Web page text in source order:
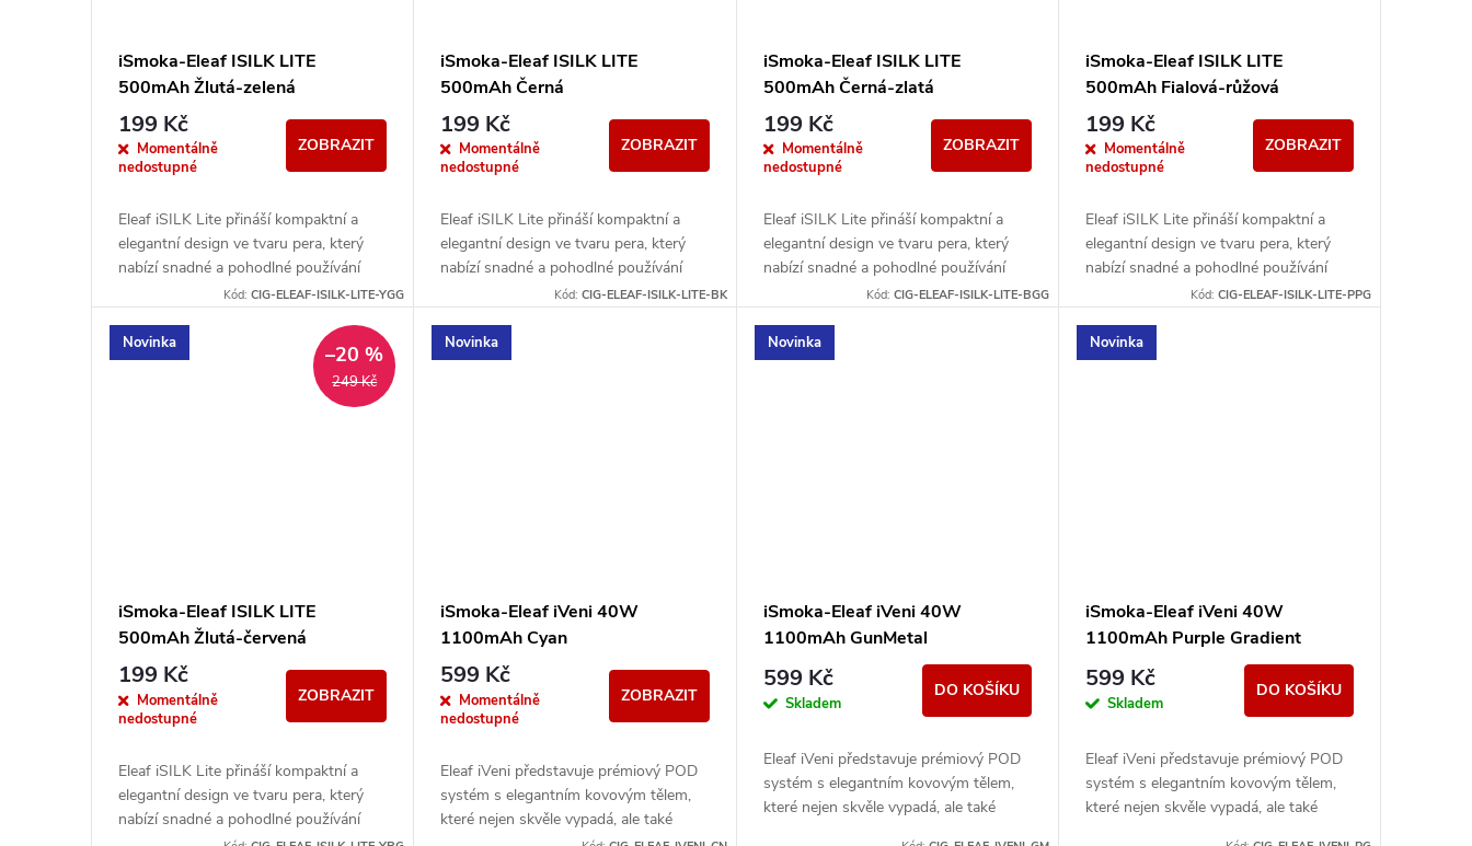
iSmoka-Eleaf ISILK LITE
500mAh Žlutá-zelená
199 Kč
Momentálně
nedostupné
ZOBRAZIT
Eleaf iSILK Lite přináší kompaktní a
elegantní design ve tvaru pera, který
nabízí snadné a pohodlné používání
pro každodenní vaping. Kompatibilní s...
Kód:CIG-ELEAF-ISILK-LITE-YGG
iSmoka-Eleaf ISILK LITE
500mAh Černá
199 Kč
Momentálně
nedostupné
ZOBRAZIT
Eleaf iSILK Lite přináší kompaktní a
elegantní design ve tvaru pera, který
nabízí snadné a pohodlné používání
pro každodenní vaping. Kompatibilní s...
Kód: CIG-ELEAF-ISILK-LITE-BK
iSmoka-Eleaf ISILK LITE
500mAh Černá-zlatá
199 Kč
Momentálně
nedostupné
ZOBRAZIT
Eleaf iSILK Lite přináší kompaktní a
elegantní design ve tvaru pera, který
nabízí snadné a pohodlné používání
pro každodenní vaping. Kompatibilní s...
Kód: CIG-ELEAF-ISILK-LITE-BGG
iSmoka-Eleaf ISILK LITE
500mAh Fialová-růžová
199 Kč
Momentálně
nedostupné
ZOBRAZIT
Eleaf iSILK Lite přináší kompaktní a
elegantní design ve tvaru pera, který
nabízí snadné a pohodlné používání
pro každodenní vaping. Kompatibilní s...
Kód: CIG-ELEAF-ISILK-LITE-PPG
Novinka
249 Kč
–20 %
iSmoka-Eleaf ISILK LITE
500mAh Žlutá-červená
199 Kč
Momentálně
nedostupné
ZOBRAZIT
Eleaf iSILK Lite přináší kompaktní a
elegantní design ve tvaru pera, který
nabízí snadné a pohodlné používání
Novinka
iSmoka-Eleaf iVeni 40W
1100mAh Cyan
599 Kč
Momentálně
nedostupné
ZOBRAZIT
Eleaf iVeni představuje prémiový POD
systém s elegantním kovovým tělem,
které nejen skvěle vypadá, ale také
Novinka
iSmoka-Eleaf iVeni 40W
1100mAh GunMetal
599 Kč
Skladem
DO KOŠÍKU
Eleaf iVeni představuje prémiový POD
systém s elegantním kovovým tělem,
které nejen skvěle vypadá, ale také
Novinka
iSmoka-Eleaf iVeni 40W
1100mAh Purple Gradient
599 Kč
Skladem
DO KOŠÍKU
Eleaf iVeni představuje prémiový POD
systém s elegantním kovovým tělem,
které nejen skvěle vypadá, ale také